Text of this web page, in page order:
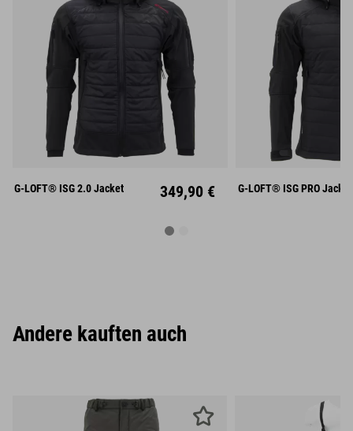
XL XXL
G-LOFT® ISG 2.0 Jacket 349,90 € XL
G-LOFT® ISG PRO Jacket
Andere kauften auch